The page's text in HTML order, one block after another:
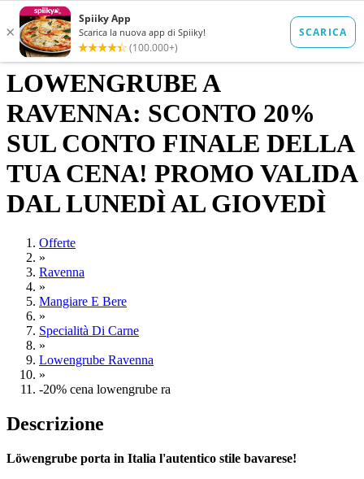
LOWENGRUBE A
RAVENNA: SCONTO 20%
SUL CONTO FINALE DELLA
TUA CENA! PROMO VALIDA
DAL LUNEDÌ AL GIOVEDÌ
Offerte
»
Ravenna
»
Mangiare E Bere
»
Specialità Di Carne
»
Lowengrube Ravenna
»
-20% cena lowengrube ra
Descrizione
Löwengrube porta in Italia l'autentico stile bavarese!